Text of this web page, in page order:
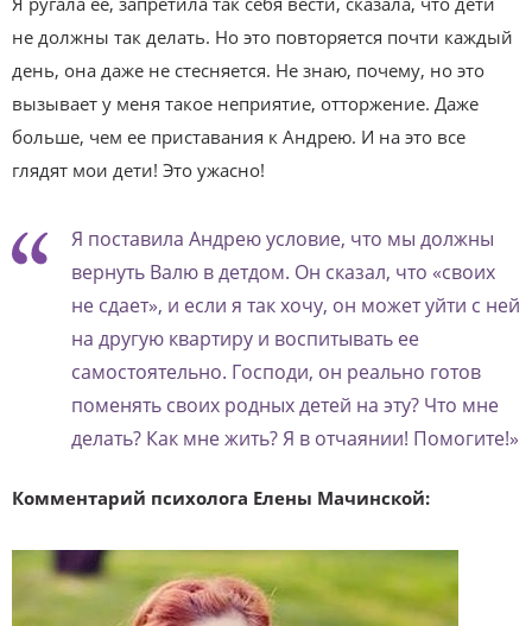
не должны так делать. Но это повторяется почти каждый
день, она даже не стесняется. Не знаю, почему, но это
вызывает у меня такое неприятие, отторжение. Даже
больше, чем ее приставания к Андрею. И на это все
глядят мои дети! Это ужасно!
Я поставила Андрею условие, что мы должны
вернуть Валю в детдом. Он сказал, что «своих
не сдает», и если я так хочу, он может уйти с ней
на другую квартиру и воспитывать ее
самостоятельно. Господи, он реально готов
поменять своих родных детей на эту? Что мне
делать? Как мне жить? Я в отчаянии! Помогите!»
Комментарий психолога Елены Мачинской: